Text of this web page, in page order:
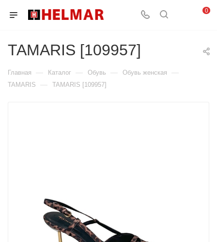
0
TAMARIS [109957]
Главная — Каталог — Обувь — Обувь женская —
TAMARIS — TAMARIS [109957]